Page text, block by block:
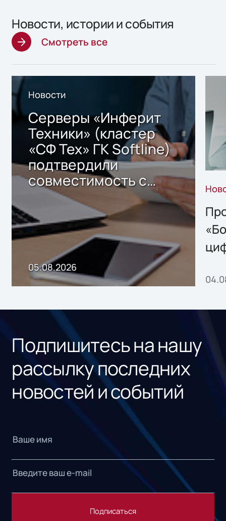
Новости, истории и события
Смотреть все
Новости
Серверы «Инферит
Техники» (кластер
«СФ Тех» ГК Softline)
подтвердили
совместимость с
решением Sharx
Storage 2.x для
хранения данных
05.08.2026
Подпишитесь на нашу
рассылку последних
новостей и событий
Подписаться